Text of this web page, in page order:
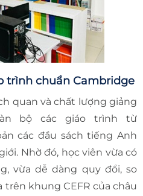
trình chuẩn Cambridge
quan và chất lượng giảng
bộ các giáo trình từ
các đầu sách tiếng Anh
Nhờ đó, học viên vừa có
vừa dễ dàng quy đổi, so
khung CEFR của châu